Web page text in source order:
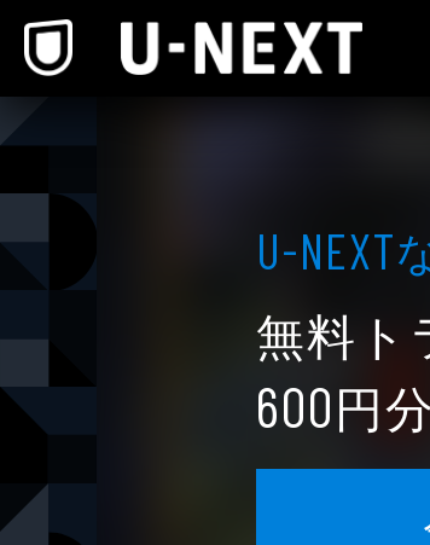
U-NEXT
無料ト
600円